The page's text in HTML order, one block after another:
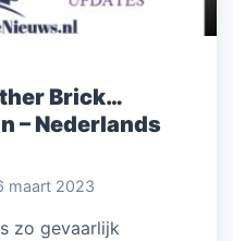
Brick…
– Nederlands
maart 2023
zo gevaarlijk